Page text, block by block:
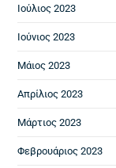
Ιούλιος 2023
Ιούνιος 2023
Μάιος 2023
Απρίλιος 2023
Μάρτιος 2023
Φεβρουάριος 2023